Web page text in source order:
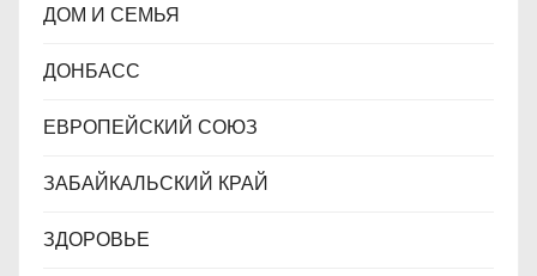
ДОМ И СЕМЬЯ
ДОНБАСС
ЕВРОПЕЙСКИЙ СОЮЗ
ЗАБАЙКАЛЬСКИЙ КРАЙ
ЗДОРОВЬЕ